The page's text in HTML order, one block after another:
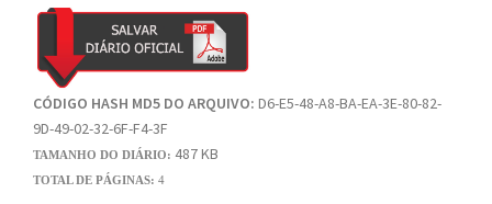
CÓDIGO HASH MD5 DO ARQUIVO: D6-E5-48-A8-BA-EA-3E-80-82-
9D-49-02-32-6F-F4-3F
TAMANHO DO DIÁRIO: 487 KB
TOTAL DE PÁGINAS: 4